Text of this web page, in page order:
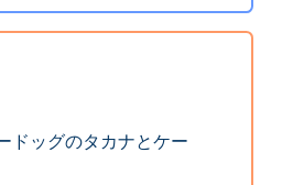
ドッグのタカナとケー